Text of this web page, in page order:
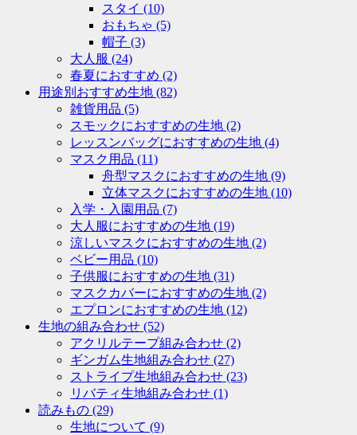
スタイ (10)
おもちゃ (5)
帽子 (3)
大人服 (24)
春夏におすすめ (2)
用途別おすすめ生地 (82)
雑貨用品 (5)
スモックにおすすめの生地 (2)
レッスンバッグにおすすめの生地 (4)
マスク用品 (11)
舟型マスクにおすすめの生地 (9)
立体マスクにおすすめの生地 (10)
入学・入園用品 (7)
大人服におすすめの生地 (19)
涼しいマスクにおすすめの生地 (2)
ベビー用品 (10)
子供服におすすめの生地 (31)
マスクカバーにおすすめの生地 (2)
エプロンにおすすめの生地 (12)
生地の組み合わせ (52)
アクリルテープ組み合わせ (2)
ギンガム生地組み合わせ (27)
ストライプ生地組み合わせ (23)
リバティ生地組み合わせ (1)
読みもの (29)
生地について (9)